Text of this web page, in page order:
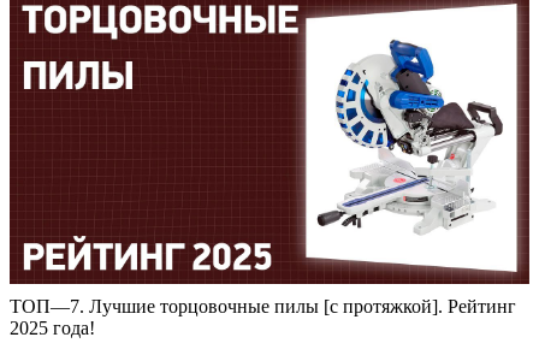
ТОП—7. Лучшие торцовочные пилы [с протяжкой]. Рейтинг
2025 года!